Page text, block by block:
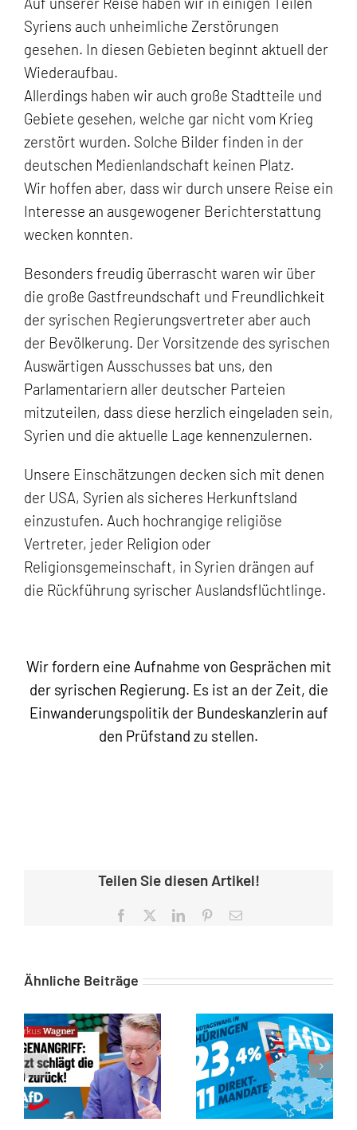
Syriens auch unheimliche Zerstörungen
gesehen. In diesen Gebieten beginnt aktuell der
Wiederaufbau.
Allerdings haben wir auch große Stadtteile und
Gebiete gesehen, welche gar nicht vom Krieg
zerstört wurden. Solche Bilder finden in der
deutschen Medienlandschaft keinen Platz.
Wir hoffen aber, dass wir durch unsere Reise ein
Interesse an ausgewogener Berichterstattung
wecken konnten.
Besonders freudig überrascht waren wir über
die große Gastfreundschaft und Freundlichkeit
der syrischen Regierungsvertreter aber auch
der Bevölkerung. Der Vorsitzende des syrischen
Auswärtigen Ausschusses bat uns, den
Parlamentariern aller deutscher Parteien
mitzuteilen, dass diese herzlich eingeladen sein,
Syrien und die aktuelle Lage kennenzulernen.
Unsere Einschätzungen decken sich mit denen
der USA, Syrien als sicheres Herkunftsland
einzustufen. Auch hochrangige religiöse
Vertreter, jeder Religion oder
Religionsgemeinschaft, in Syrien drängen auf
die Rückführung syrischer Auslandsflüchtlinge.
Wir fordern eine Aufnahme von Gesprächen mit
der syrischen Regierung. Es ist an der Zeit, die
Einwanderungspolitik der Bundeskanzlerin auf
den Prüfstand zu stellen.
Teilen Sie diesen Artikel!
Facebook LinkedInPinterest
E-
Ähnliche Beiträge